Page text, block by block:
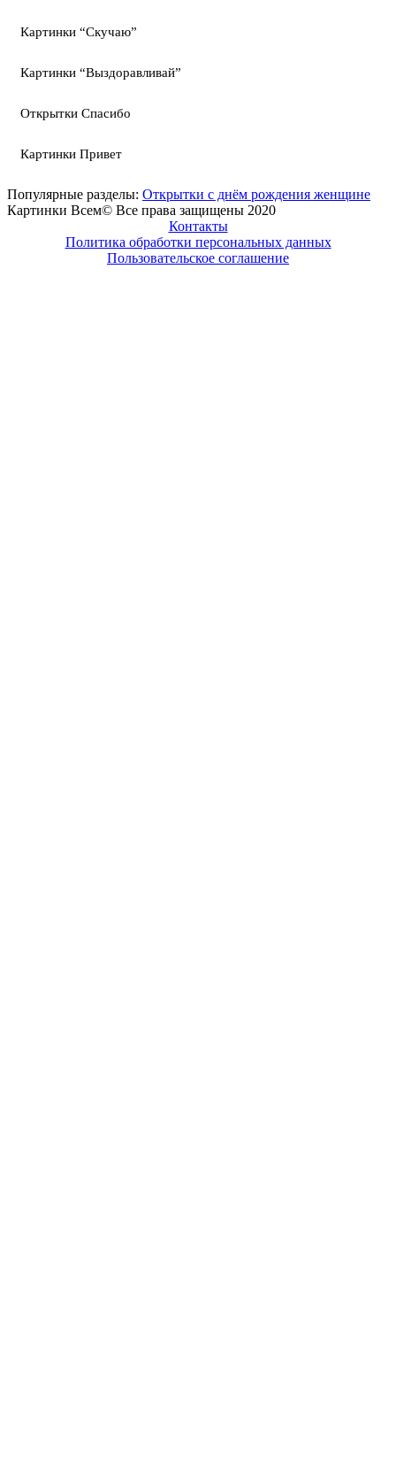
Картинки “Скучаю”
Картинки “Выздоравливай”
Открытки Спасибо
Картинки Привет
Популярные разделы: Открытки с днём рождения женщине
Картинки Всем© Все права защищены 2020
Контакты
Политика обработки персональных данных
Пользовательское соглашение